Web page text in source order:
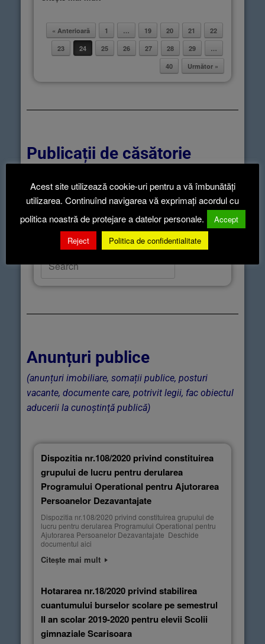
Post navigation
« Anterioară 1 … 19 20 21
22
23
24 25 26 27 28 29
…
40
Următor »
Publicații de căsătorie
It seems we can’t find what you’re looking
for. Perhaps searching can help.
Anunțuri publice
(anunțuri imobiliare, somații publice, posturi
vacante, documente care, potrivit legii, fac obiectul
aducerii la cunoştinţă publică)
Dispozitia nr.108/2020 privind constituirea
grupului de lucru pentru derularea
Programului Operational pentru Ajutorarea
Persoanelor Dezavantajate
Dispozitia nr.108/2020 privind constituirea grupului de
lucru pentru derularea Programului Operational pentru
Ajutorarea Persoanelor Dezavantajate Deschide
documentul aici
Citește mai mult
Hotararea nr.18/2020 privind stabilirea
cuantumului burselor scolare pe semestrul
II an scolar 2019-2020 pentru elevii Scolii
gimnaziale Scarisoara
Acest site utilizează cookie-uri pentru a vă îmbunătăți
utilizarea. Continuînd navigarea vă exprimați acordul cu
politica noastră de protejare a datelor personale.
Accept
Reject
Politica de confidentialitate